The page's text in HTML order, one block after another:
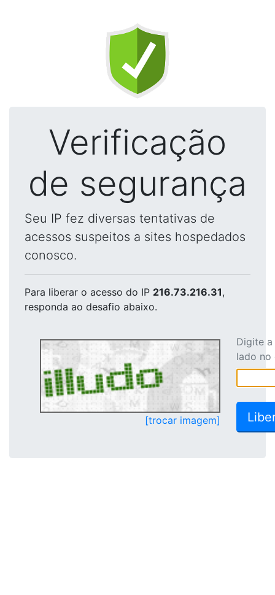
Verificação
de segurança
Seu IP fez diversas tentativas de
acessos suspeitos a sites hospedados
conosco.
Para liberar o acesso do IP 216.73.216.31,
responda ao desafio abaixo.
[trocar imagem]
Digite
lado no